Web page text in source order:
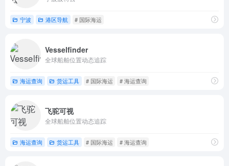
宁波 港区导航 # 国际海运
Vesselfinder
全球船舶位置动态追踪
海运查询 货运工具 # 国际海运 # 海运查询
飞驼可视
全球船舶位置动态追踪
海运查询 货运工具 # 国际海运 # 海运查询